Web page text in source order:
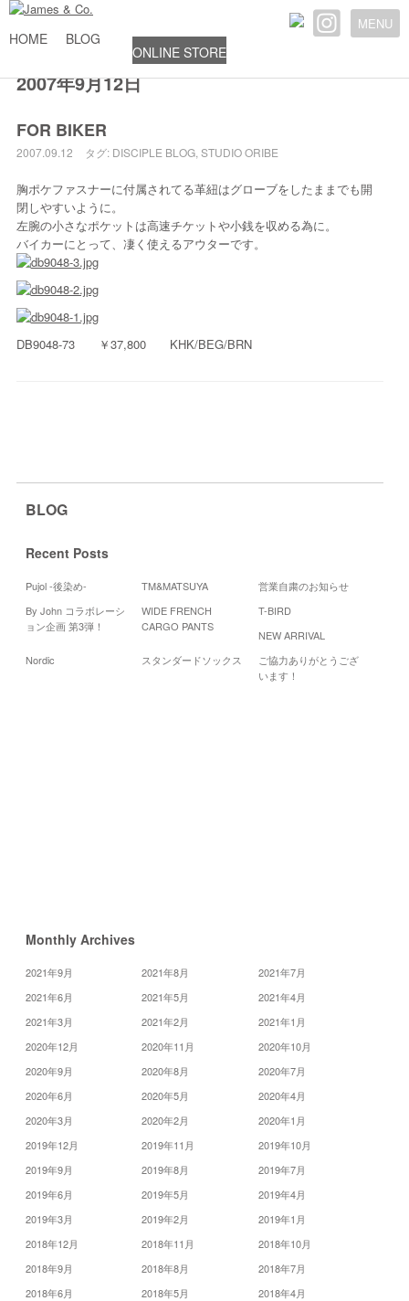
MENU
HOME BLOG
ONLINE STORE
2007年9月12日
FOR BIKER
2007.09.12 タグ: DISCIPLE BLOG, STUDIO ORIBE
胸ポケファスナーに付属されてる革紐はグローブをしたままでも開
閉しやすいように。
左腕の小さなポケットは高速チケットや小銭を収める為に。
バイカーにとって、凄く使えるアウターです。
DB9048-73 ￥37,800 KHK/BEG/BRN
BLOG
Recent Posts
Pujol -後染め- TM&MATSUYA
営業自粛のお知らせ
By John コラボレーシ
ョン企画 第3弾！
WIDE FRENCH
CARGO PANTS
T-BIRD
NEW ARRIVAL
Nordic
スタンダードソックス
ご協力ありがとうござ
います！
Monthly Archives
2021年9月 2021年8月
2021年7月
2021年6月
2021年5月
2021年4月
2021年3月
2021年2月
2021年1月
2020年12月
2020年11月
2020年10月
2020年9月
2020年8月
2020年7月
2020年6月
2020年5月
2020年4月
2020年3月
2020年2月
2020年1月
2019年12月
2019年11月
2019年10月
2019年9月
2019年8月
2019年7月
2019年6月
2019年5月
2019年4月
2019年3月
2019年2月
2019年1月
2018年12月
2018年11月
2018年10月
2018年9月
2018年8月
2018年7月
2018年6月
2018年5月
2018年4月